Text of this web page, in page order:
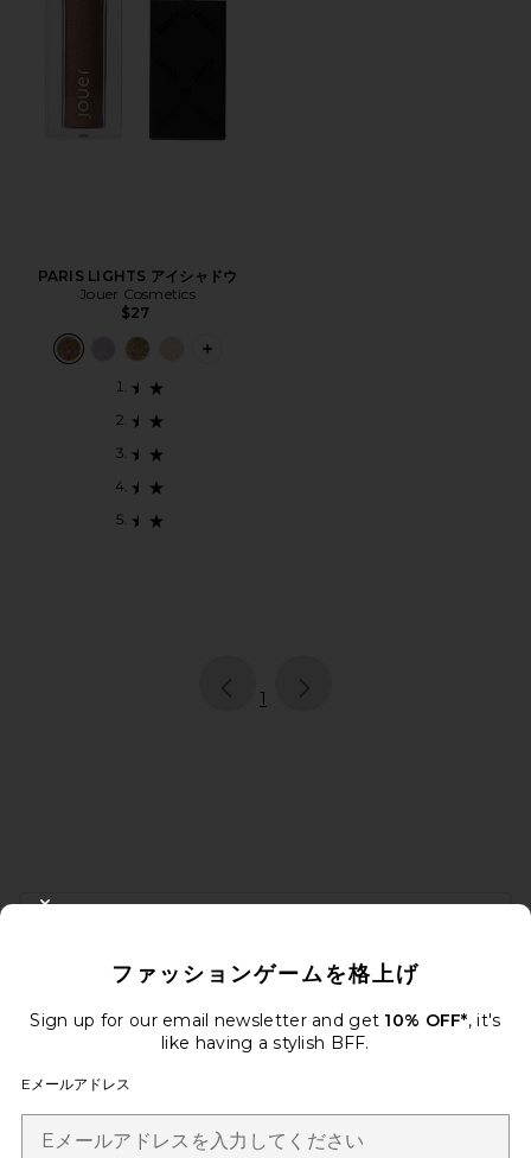
PARIS LIGHTS アイシャドウ
Jouer Cosmetics
$27
PLUS ICON TO SEE MORE OPTIONS
page
1
FOOTER
メールを送信することにより、当社のニュースレターに登録。いつで
Email Address
ファッションゲームを格上げ
Sign up for our email newsletter and get 10% OFF*, it's
like having a stylish BFF.
Eメールアドレス